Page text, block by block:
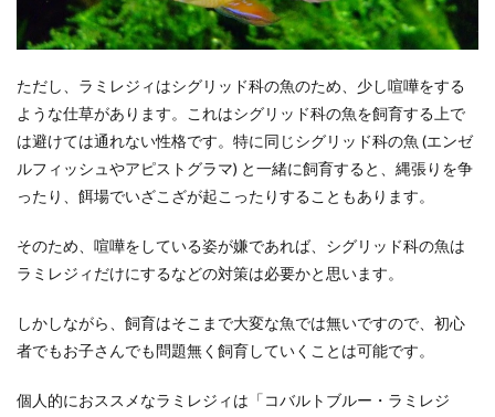
ただし、ラミレジィはシグリッド科の魚のため、少し喧嘩をする
ような仕草があります。これはシグリッド科の魚を飼育する上で
は避けては通れない性格です。特に同じシグリッド科の魚 (エンゼ
ルフィッシュやアピストグラマ) と一緒に飼育すると、縄張りを争
ったり、餌場でいざこざが起こったりすることもあります。
そのため、喧嘩をしている姿が嫌であれば、シグリッド科の魚は
ラミレジィだけにするなどの対策は必要かと思います。
しかしながら、飼育はそこまで大変な魚では無いですので、初心
者でもお子さんでも問題無く飼育していくことは可能です。
個人的におススメなラミレジィは「コバルトブルー・ラミレジ